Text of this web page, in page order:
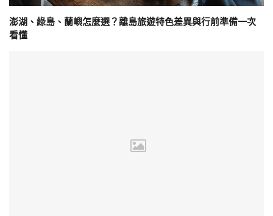
澎湖、綠島、蘭嶼怎麼選？離島旅遊特色差異與行前準備一次
看懂